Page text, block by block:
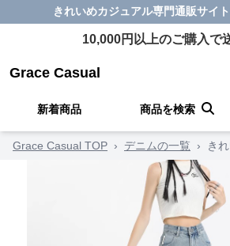
きれいめカジュアル専門通販サイト
10,000円以上のご購入で
Grace Casual
新着商品 商品を検索
Grace Casual TOP › デニムの一覧 › き